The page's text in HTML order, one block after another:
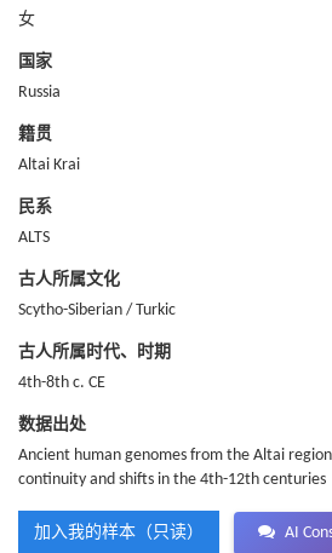
女
国家
Russia
籍贯
Altai Krai
民系
ALTS
古人所属文化
Scytho-Siberian / Turkic
古人所属时代、时期
4th-8th c. CE
数据出处
Ancient human genomes from the Altai
continuity and shifts in the 4th-12th centuries
加入我的样本（只读） AI